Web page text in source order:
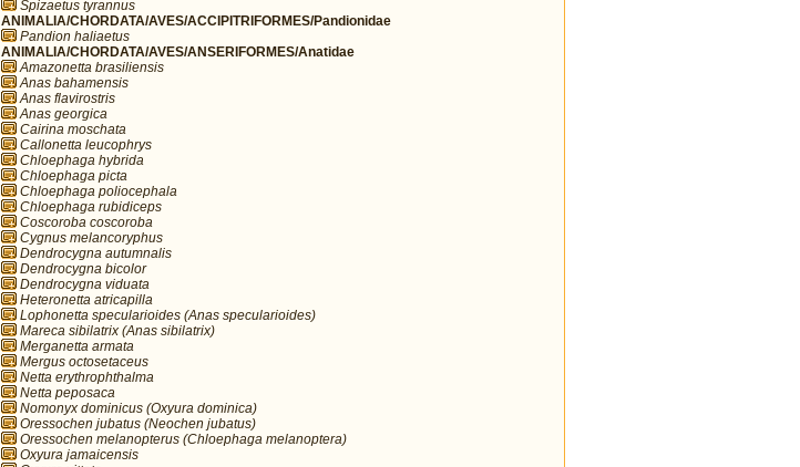
Spizaetus tyrannus
ANIMALIA/CHORDATA/AVES/ACCIPITRIFORMES/Pandionidae
Pandion haliaetus
ANIMALIA/CHORDATA/AVES/ANSERIFORMES/Anatidae
Amazonetta brasiliensis
Anas bahamensis
Anas flavirostris
Anas georgica
Cairina moschata
Callonetta leucophrys
Chloephaga hybrida
Chloephaga picta
Chloephaga poliocephala
Chloephaga rubidiceps
Coscoroba coscoroba
Cygnus melancoryphus
Dendrocygna autumnalis
Dendrocygna bicolor
Dendrocygna viduata
Heteronetta atricapilla
Lophonetta specularioides (Anas specularioides)
Mareca sibilatrix (Anas sibilatrix)
Merganetta armata
Mergus octosetaceus
Netta erythrophthalma
Netta peposaca
Nomonyx dominicus (Oxyura dominica)
Oressochen jubatus (Neochen jubatus)
Oressochen melanopterus (Chloephaga melanoptera)
Oxyura jamaicensis